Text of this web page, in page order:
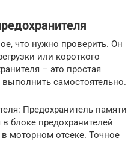
что нужно проверить. Он
или короткого
– это простая
самостоятельно.
Предохранитель памяти
блоке предохранителей
моторном отсеке. Точное